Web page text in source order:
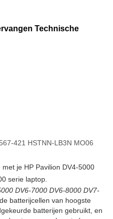
Technische
421 HSTNN-LB3N MO06
je HP Pavilion DV4-5000
serie laptop.
DV6-7000 DV6-8000 DV7-
batterijcellen van hoogste
batterijen gebruikt, en